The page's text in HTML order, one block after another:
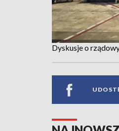
Dyskusje o